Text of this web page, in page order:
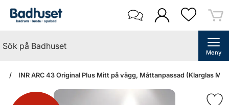
Meny
INR ARC 43 Original Plus Mitt på vägg, Måttanpassad (Klarglas